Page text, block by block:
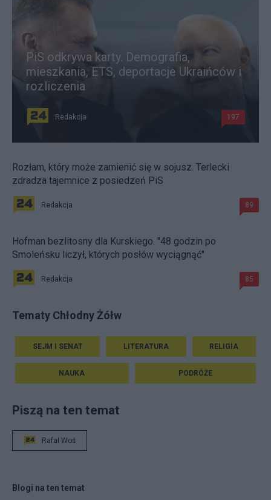
PiS odkrywa karty. Demografia,
mieszkania, ETS, deportacje Ukraińców i
rozliczenia
Redakcja 197
Rozłam, który może zamienić się w sojusz. Terlecki
zdradza tajemnice z posiedzeń PiS
Redakcja 89
Hofman bezlitosny dla Kurskiego. "48 godzin po
Smoleńsku liczył, których posłów wyciągnąć"
Redakcja 85
Tematy Chłodny Żółw
SEJM I SENAT LITERATURA RELIGIA
NAUKA PODRÓŻE
Piszą na ten temat
Rafał Woś
Blogi na ten temat